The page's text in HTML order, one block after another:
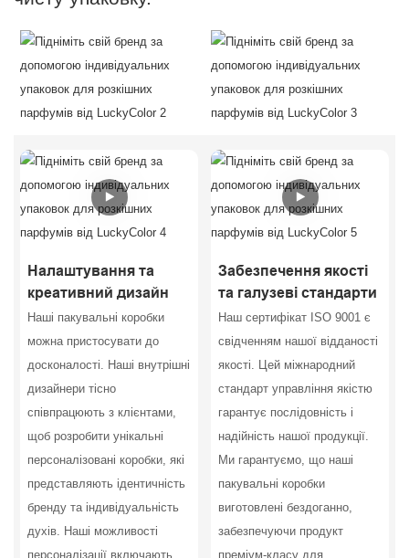
Налаштування та
креативний дизайн
Наші пакувальні коробки
можна пристосувати до
досконалості. Наші внутрішні
дизайнери тісно
співпрацюють з клієнтами,
щоб розробити унікальні
персоналізовані коробки, які
представляють ідентичність
бренду та індивідуальність
духів. Наші можливості
персоналізації включають
Забезпечення якості
та галузеві стандарти
Наш сертифікат ISO 9001 є
свідченням нашої відданості
якості. Цей міжнародний
стандарт управління якістю
гарантує послідовність і
надійність нашої продукції.
Ми гарантуємо, що наші
пакувальні коробки
виготовлені бездоганно,
забезпечуючи продукт
преміум-класу для